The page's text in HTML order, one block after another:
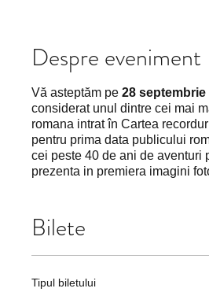
Despre eveniment
Vă asteptăm pe 28 septembrie
considerat unul dintre cei mai
romana intrat în Cartea
pentru prima data publicului
cei peste 40 de ani de aventuri
prezenta in premiera imagini
Bilete
Tipul biletului